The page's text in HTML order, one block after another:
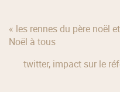
« les rennes du père noël
Noël à tous
twitter, impact sur le